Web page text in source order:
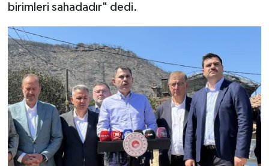
birimleri sahadadır" dedi.